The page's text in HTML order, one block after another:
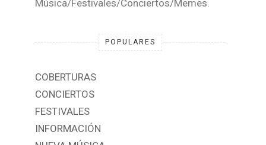
ROCK360MX
Música/Festivales/Conciertos/Memes.
COBERTURAS
CONCIERTOS